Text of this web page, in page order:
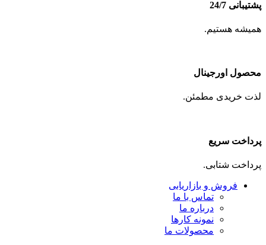
پشتیبانی 24/7
همیشه هستیم.
محصول اورجینال
لذت خریدی مطمئن.
پرداخت سریع
پرداخت شتابی.
فروش و بازاریابی
تماس با ما
درباره ما
نمونه کارها
محصولات ما